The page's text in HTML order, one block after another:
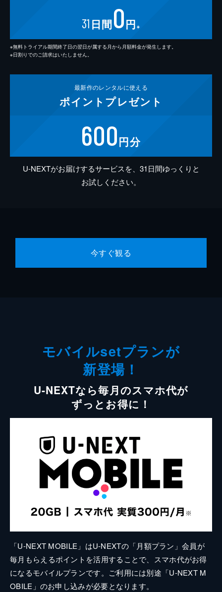
31 日間0円 ※
※無料トライアル期間終了日の翌日が属する月から月額料金が発生します。
※日割りでのご請求はいたしません。
最新作のレンタルに使える
ポイント プレゼント
600円分
U-NEXTがお届けするサービスを、31日間ゆっくりと
お試しください。
今すぐ観る
モバイルsetプランが
新登場！
U-NEXTなら毎月のスマホ代が
ずっとお得に！
「U-NEXT MOBILE」はU-NEXTの「月額プラン」会員が
毎月もらえるポイントを活用することで、スマホ代がお得
になるモバイルプランです。ご利用には別途「U-NEXT M
OBILE」のお申し込みが必要となります。